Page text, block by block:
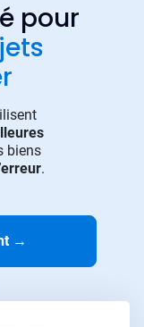
pour
biens
.
→